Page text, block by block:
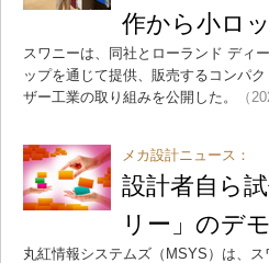
作から小ロ
スワニーは、同社とローランド ディ
ップを通じて提供、販売するコンパ
ザー工業の取り組みを公開した。
（
メカ設計ニュース：
設計者自ら
リー」のデ
丸紅情報システムズ（MSYS）は、